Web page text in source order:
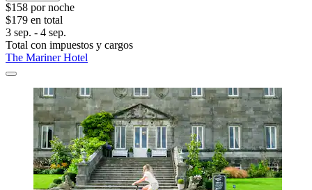
$158 por noche
$179 en total
3 sep. - 4 sep.
Total con impuestos y cargos
The Mariner Hotel